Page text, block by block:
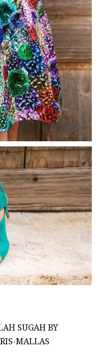
SUGAH BY
MALLAS